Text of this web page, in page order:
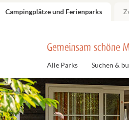
Campingplätze und Ferienparks
Gemeinsam schöne
Alle Parks Suchen &